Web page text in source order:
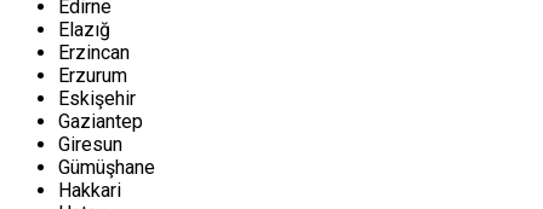
Edirne
Elazığ
Erzincan
Erzurum
Eskişehir
Gaziantep
Giresun
Gümüşhane
Hakkari